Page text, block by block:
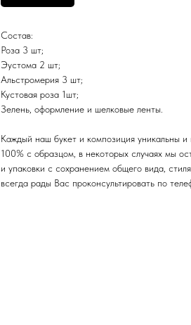
Состав:
Роза 3 шт;
Эустома 2 шт;
Альстромерия 3 шт;
Кустовая роза 1шт;
Зелень, оформление и шелковые ленты.
Каждый наш букет и композиция уникальны
100% с образцом, в некоторых случаях мы
и упаковки с сохранением общего вида,
всегда рады Вас проконсультировать по